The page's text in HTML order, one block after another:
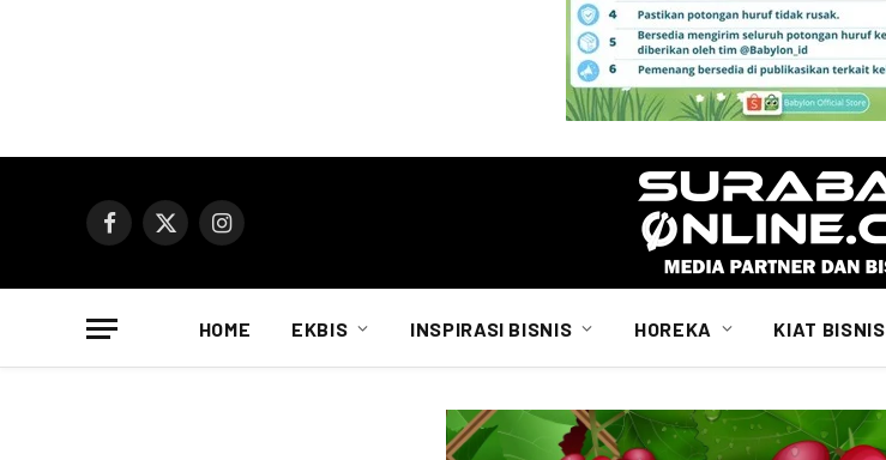
Facebook
X
Instagram
HOME EKBIS INSPIRASI BISNIS HOREKA KIAT BISNIS